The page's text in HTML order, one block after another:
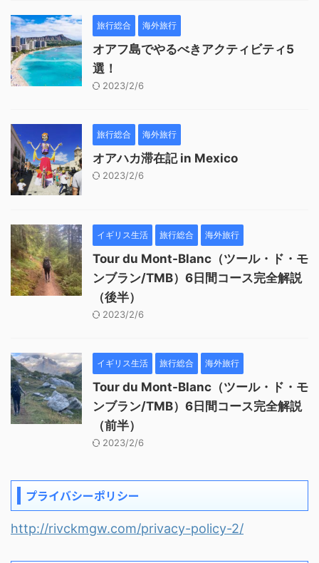
旅行総合 海外旅行
オアフ島でやるべきアクティビティ5
選！
2023/2/6
旅行総合 海外旅行
オアハカ滞在記 in Mexico
2023/2/6
イギリス生活 旅行総合 海外旅行
Tour du Mont-Blanc（ツール・ド・モ
ンブラン/TMB）6日間コース完全解説
（後半）
2023/2/6
イギリス生活 旅行総合 海外旅行
Tour du Mont-Blanc（ツール・ド・モ
ンブラン/TMB）6日間コース完全解説
（前半）
2023/2/6
プライバシーポリシー
http://rivckmgw.com/privacy-policy-2/